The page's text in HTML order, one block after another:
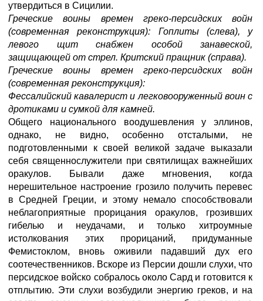
утвердиться в Сицилии.
Греческие воины времен греко-персидских войн
(современная реконструкция): Гоплиты (слева), у
левого щит снабжен особой занавеской,
защищающей от стрел. Критский пращник (справа).
Греческие воины времен греко-персидских войн
(современная реконструкция):
Фессалийский кавалерист и легковооруженный воин с
дротиками и сумкой для камней.
Общего национального воодушевления у эллинов,
однако, не видно, особенно отсталыми, не
подготовленными к своей великой задаче выказали
себя священнослужители при святилищах важнейших
оракулов. Бывали даже мгновения, когда
нерешительное настроение грозило получить перевес
в Средней Греции, и этому немало способствовали
неблагоприятные прорицания оракулов, грозивших
гибелью и неудачами, и только хитроумные
истолкования этих прорицаний, придуманные
Фемистоклом, вновь оживили падавший дух его
соотечественников. Вскоре из Персии дошли слухи, что
персидское войско собралось около Сард и готовится к
отплытию. Эти слухи возбудили энергию греков, и на